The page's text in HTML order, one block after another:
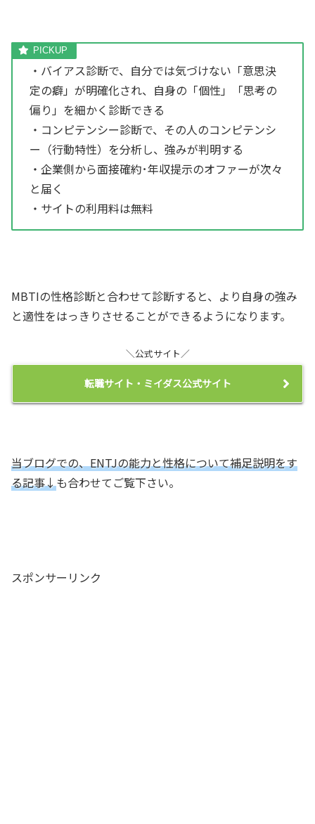
・バイアス診断で、自分では気づけない「意思決
定の癖」が明確化され、自身の「個性」「思考の
偏り」を細かく診断できる
・コンピテンシー診断で、その人のコンピテンシ
ー（行動特性）を分析し、強みが判明する
・企業側から面接確約･年収提示のオファーが次々
と届く
・サイトの利用料は無料
MBTIの性格診断と合わせて診断すると、より自身の強み
と適性をはっきりさせることができるようになります。
＼公式サイト／
転職サイト・ミイダス公式サイト
当ブログでの、ENTJの能力と性格について補足説明をす
る記事↓も合わせてご覧下さい。
スポンサーリンク